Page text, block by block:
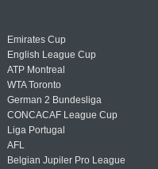
Emirates Cup
English League Cup
ATP Montreal
WTA Toronto
German 2 Bundesliga
CONCACAF League Cup
Liga Portugal
AFL
Belgian Jupiler Pro League